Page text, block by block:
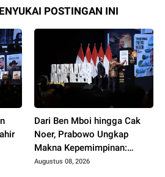
POSTINGAN INI
Dari Ben Mboi hingga Cak
Noer, Prabowo Ungkap
Makna Kepemimpinan:
Bekerja, Cintai Rakyat &
Augustus 08, 2026